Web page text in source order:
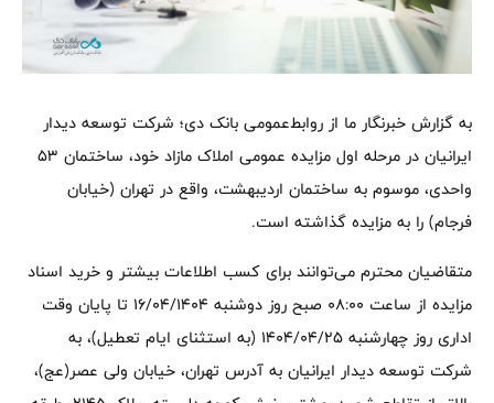
به گزارش خبرنگار ما از روابط‌عمومی بانک دی؛ شرکت توسعه دیدار
ایرانیان در مرحله اول مزایده عمومی املاک مازاد خود، ساختمان ۵۳
واحدی، موسوم به ساختمان اردیبهشت، واقع در تهران (خیابان
فرجام) را به مزایده گذاشته است.
متقاضیان محترم می‌توانند برای کسب اطلاعات بیشتر و خرید اسناد
مزایده از ساعت ۰۸:۰۰ صبح روز دوشنبه ۱۶/۰۴/۱۴۰۴ تا پایان وقت
اداری روز چهارشنبه ۱۴۰۴/۰۴/۲۵ (به استثنای ایام تعطیل)، به
شرکت توسعه دیدار ایرانیان به آدرس تهران، خیابان ولی عصر(عج)،